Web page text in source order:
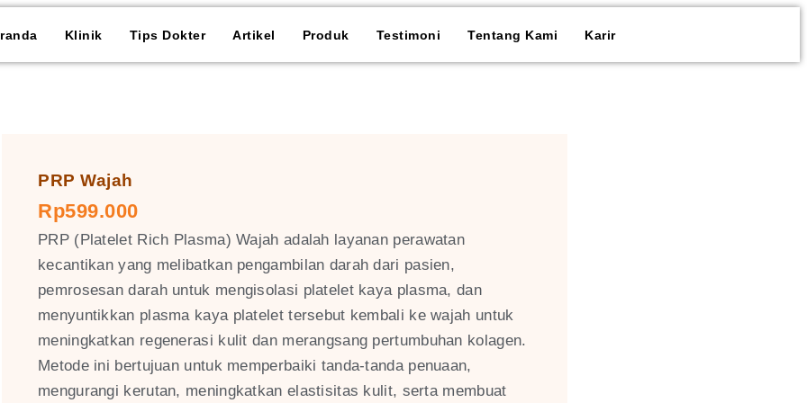
Klinik Tips Dokter Artikel Produk Testimoni Tentang Kami Karir
PRP Wajah
Rp599.000
PRP (Platelet Rich Plasma) Wajah adalah layanan perawatan
kecantikan yang melibatkan pengambilan darah dari pasien,
pemrosesan darah untuk mengisolasi platelet kaya plasma, dan
menyuntikkan plasma kaya platelet tersebut kembali ke wajah untuk
meningkatkan regenerasi kulit dan merangsang pertumbuhan kolagen.
Metode ini bertujuan untuk memperbaiki tanda-tanda penuaan,
mengurangi kerutan, meningkatkan elastisitas kulit, serta membuat